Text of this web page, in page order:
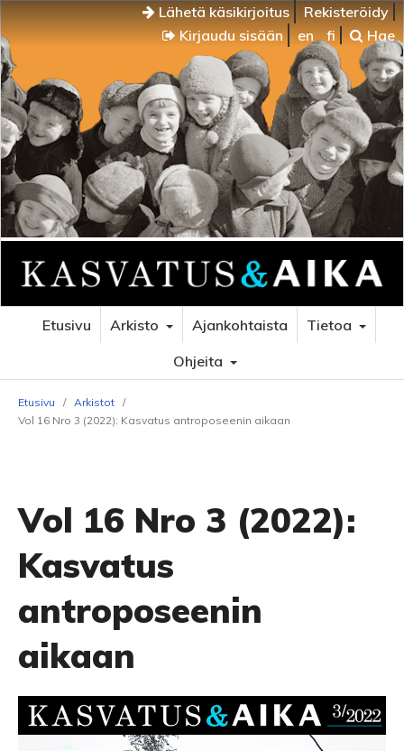
Lähetä käsikirjoitus
Rekisteröidy
Kirjaudu sisään
en fi Hae
Etusivu Arkisto Ajankohtaista
Tietoa
Ohjeita
Etusivu / Arkistot /
Vol 16 Nro 3 (2022): Kasvatus antroposeenin aikaan
Vol 16 Nro 3 (2022):
Kasvatus
antroposeenin
aikaan